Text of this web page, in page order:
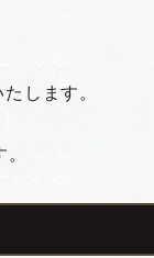
します。